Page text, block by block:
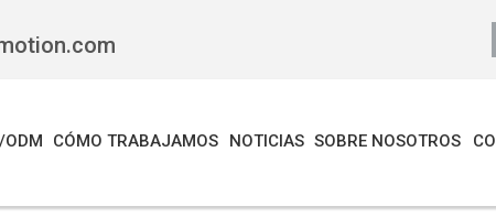
ODM CÓMO TRABAJAMOS NOTICIAS SOBRE NOSOTROS